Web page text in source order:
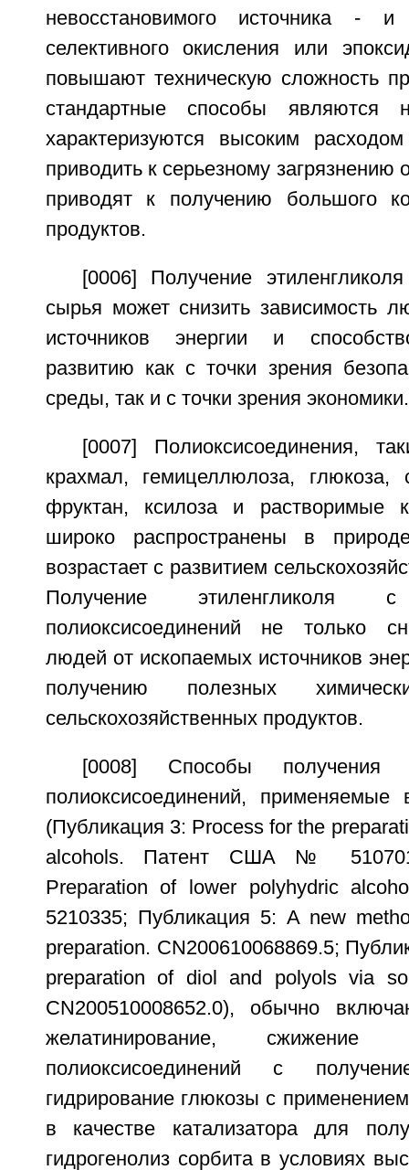
невосстановимого источника -
селективного окисления или
повышают техническую сложность
стандартные способы являются
характеризуются высоким
приводить к серьезному
приводят к получению большого
продуктов.
[0006] Получение
сырья может снизить зависимость
источников энергии и
развитию как с точки зрения
среды, так и с точки зрения экономики.
[0007] Полиоксисоединения,
крахмал, гемицеллюлоза, глюкоза,
фруктан, ксилоза и растворимые
широко распространены в
возрастает с развитием
Получение этиленгликоля с
полиоксисоединений не только
людей от ископаемых источников
получению полезных
сельскохозяйственных продуктов.
[0008] Способы получения
полиоксисоединений,
(Публикация 3: Process for the
alcohols. Патент США №
Preparation of lower polyhydric
5210335; Публикация 5: A new
preparation. CN200610068869.5;
preparation of diol and polyols via
CN200510008652.0), обычно
желатинирование, сжижение
полиоксисоединений с
гидрирование глюкозы с
в качестве катализатора для
гидрогенолиз сорбита в условиях